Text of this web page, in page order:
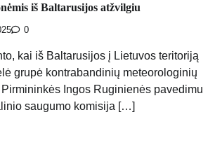
iš Baltarusijos atžvilgiu
0
kai iš Baltarusijos į Lietuvos teritoriją
grupė kontrabandinių meteorologinių
Ingos Ruginienės pavedimu
saugumo komisija […]